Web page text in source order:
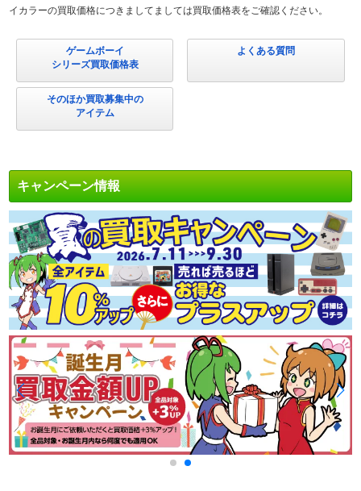
イカラーの買取価格につきましてましては買取価格表をご確認ください。
ゲームボーイ
シリーズ買取価格表
よくある質問
そのほか買取募集中の
アイテム
キャンペーン情報